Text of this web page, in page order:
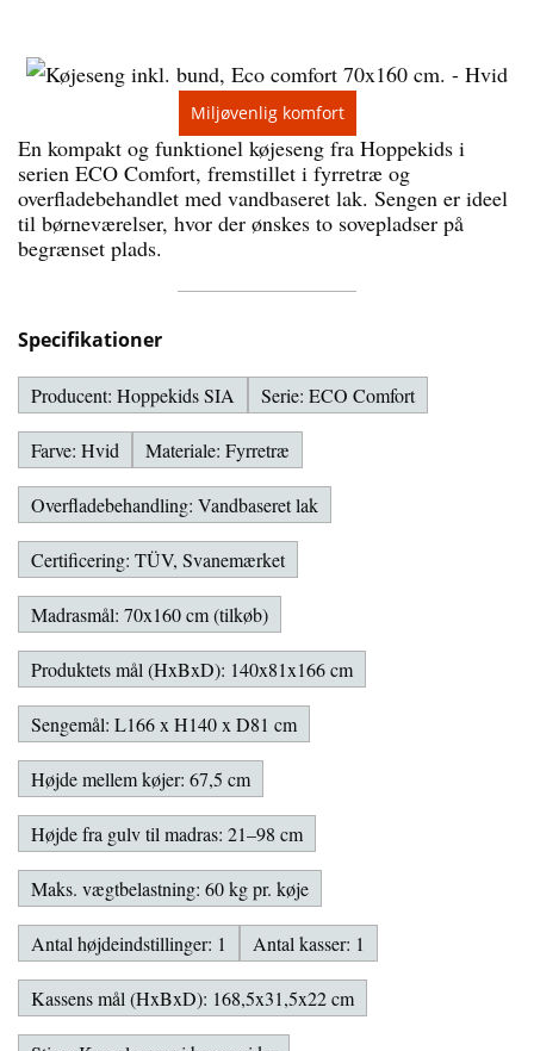
Miljøvenlig komfort
En kompakt og funktionel køjeseng fra Hoppekids i
serien ECO Comfort, fremstillet i fyrretræ og
overfladebehandlet med vandbaseret lak. Sengen er ideel
til børneværelser, hvor der ønskes to sovepladser på
begrænset plads.
Specifikationer
Producent: Hoppekids SIA Serie: ECO Comfort
Farve: Hvid Materiale: Fyrretræ
Overfladebehandling: Vandbaseret lak
Certificering: TÜV, Svanemærket
Madrasmål: 70x160 cm (tilkøb)
Produktets mål (HxBxD): 140x81x166 cm
Sengemål: L166 x H140 x D81 cm
Højde mellem køjer: 67,5 cm
Højde fra gulv til madras: 21–98 cm
Maks. vægtbelastning: 60 kg pr. køje
Antal højdeindstillinger: 1 Antal kasser: 1
Kassens mål (HxBxD): 168,5x31,5x22 cm